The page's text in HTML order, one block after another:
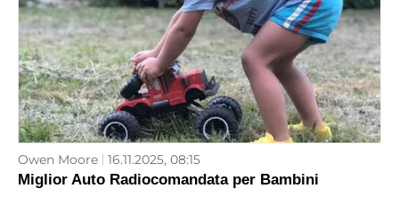
Owen Moore 16.11.2025, 08:15
Miglior Auto Radiocomandata per Bambini